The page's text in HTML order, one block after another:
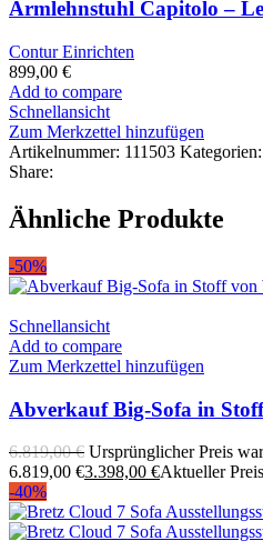
Armlehnstuhl Capitolo –
Contur Einrichten
899,00 €
Add to compare
Schnellansicht
Zum Merkzettel hinzufügen
Artikelnummer: 111503 Kategorien:
Share:
Ähnliche Produkte
-50%
Schnellansicht
Add to compare
Zum Merkzettel hinzufügen
Abverkauf Big-Sofa in
6.819,00€ Ursprünglicher Preis
6.819,00 €3.398,00 €Aktueller
-40%